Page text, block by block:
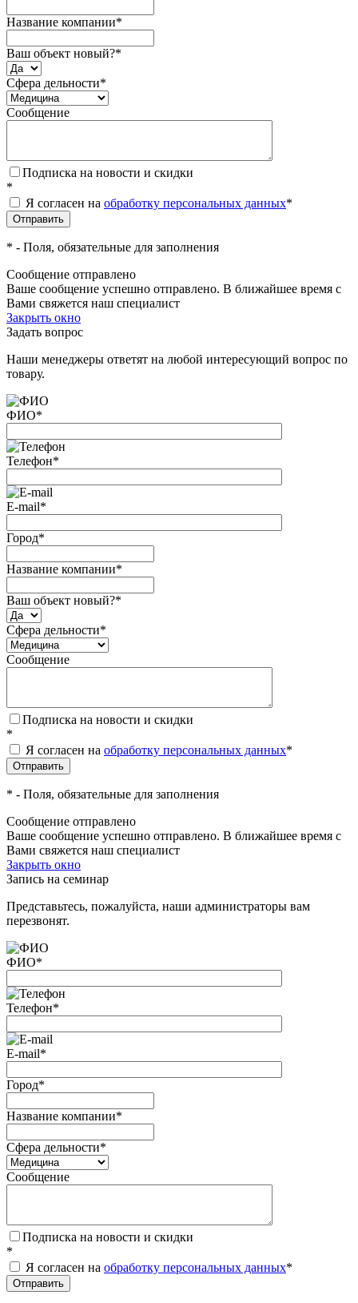
Название компании*
Ваш объект новый?*
Сфера дельности*
Сообщение
Подписка на новости и скидки
*
Я согласен на обработку персональных данных*
* - Поля, обязательные для заполнения
Сообщение отправлено
Ваше сообщение успешно отправлено. В ближайшее время с
Вами свяжется наш специалист
Закрыть окно
Задать вопрос
Наши менеджеры ответят на любой интересующий вопрос по
товару.
ФИО*
Телефон*
E-mail*
Город*
Название компании*
Ваш объект новый?*
Сфера дельности*
Сообщение
Подписка на новости и скидки
*
Я согласен на обработку персональных данных*
* - Поля, обязательные для заполнения
Сообщение отправлено
Ваше сообщение успешно отправлено. В ближайшее время с
Вами свяжется наш специалист
Закрыть окно
Запись на семинар
Представьтесь, пожалуйста, наши администраторы вам
перезвонят.
ФИО*
Телефон*
E-mail*
Город*
Название компании*
Сфера дельности*
Сообщение
Подписка на новости и скидки
*
Я согласен на обработку персональных данных*